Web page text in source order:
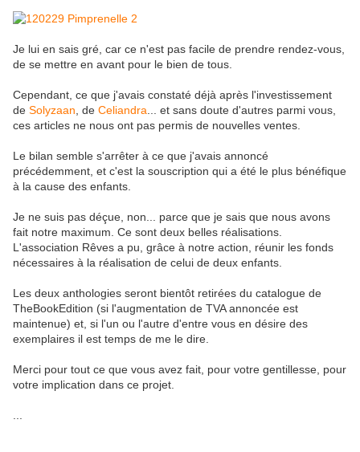
Je lui en sais gré, car ce n'est pas facile de prendre rendez-vous,
de se mettre en avant pour le bien de tous.
Cependant, ce que j'avais constaté déjà après l'investissement
de Solyzaan , de Celiandra ... et sans doute d'autres parmi vous,
ces articles ne nous ont pas permis de nouvelles ventes.
Le bilan semble s'arrêter à ce que j'avais annoncé
précédemment, et c'est la souscription qui a été le plus bénéfique
à la cause des enfants.
Je ne suis pas déçue, non... parce que je sais que nous avons
fait notre maximum. Ce sont deux belles réalisations.
L'association Rêves a pu, grâce à notre action, réunir les fonds
nécessaires à la réalisation de celui de deux enfants.
Les deux anthologies seront bientôt retirées du catalogue de
TheBookEdition (si l'augmentation de TVA annoncée est
maintenue) et, si l'un ou l'autre d'entre vous en désire des
exemplaires il est temps de me le dire.
Merci pour tout ce que vous avez fait, pour votre gentillesse, pour
votre implication dans ce projet.